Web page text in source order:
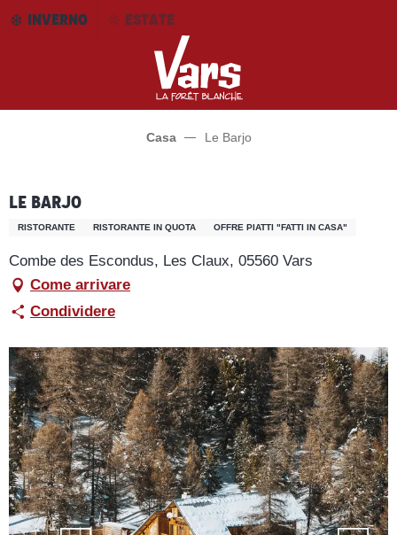
AllerINVERNO ESTATE
Casa Le Barjo
Le Barjo
RISTORANTE RISTORANTE IN QUOTA OFFRE PIATTI "FATTI IN CASA"
Combe des Escondus, Les Claux, 05560 Vars
Come arrivare
Condividere